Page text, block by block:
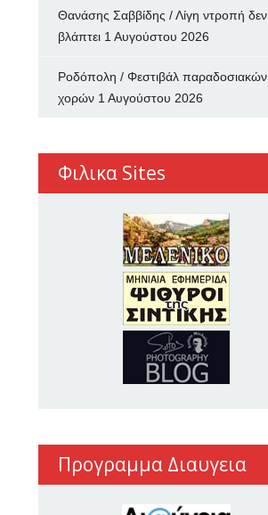
Θανάσης Σαββίδης / Λίγη ντροπή δεν
βλάπτει 1 Αυγούστου 2026
Ροδόπολη / Φεστιβάλ παραδοσιακών
χορών 1 Αυγούστου 2026
Φιλικα Sites
Προγραμμα Διαυγεια